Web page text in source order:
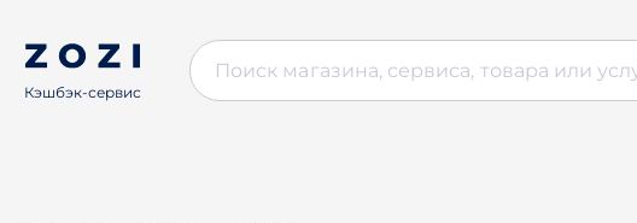
Кэшбэк-сервис